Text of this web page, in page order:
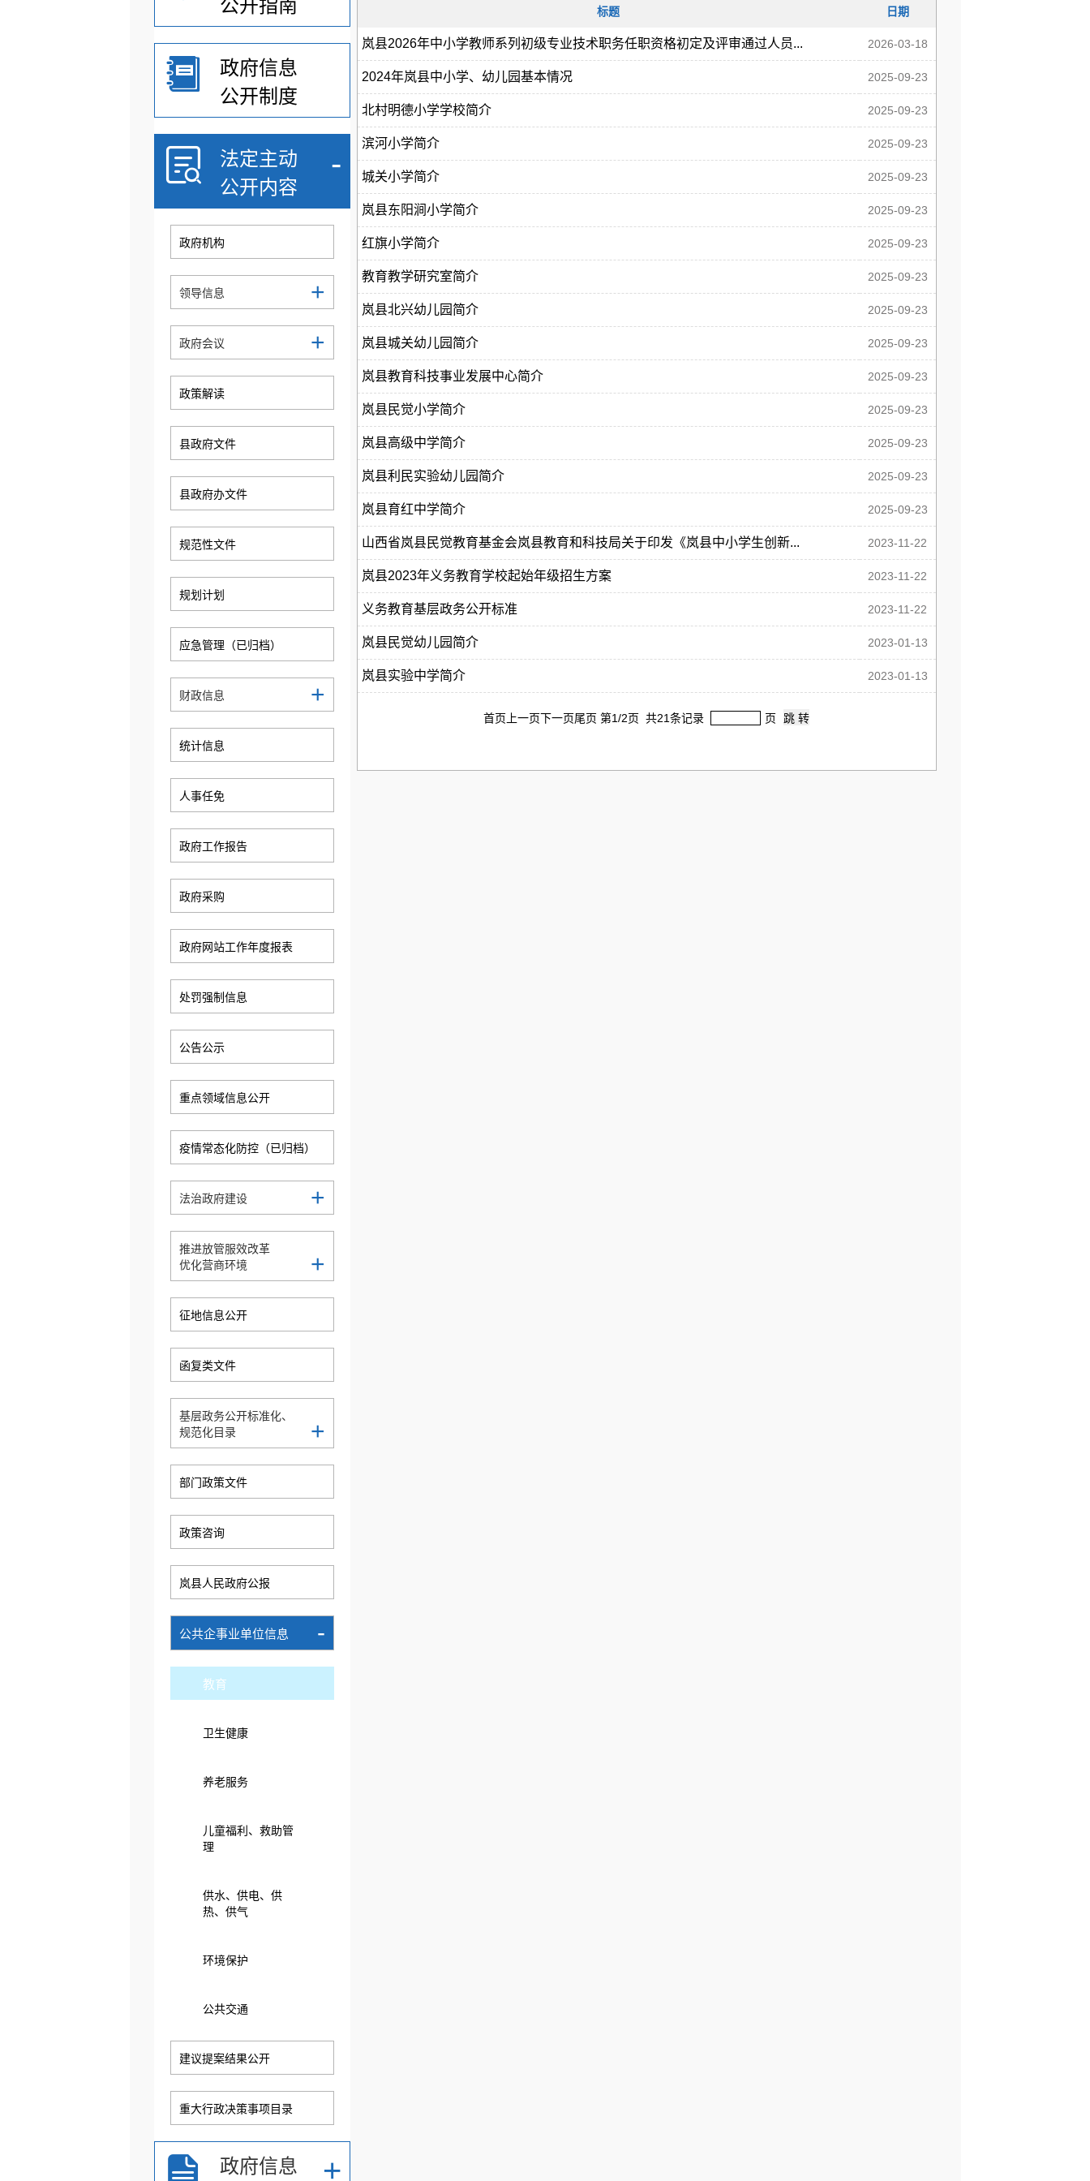
公开指南
政府信息
公开制度
法定主动
公开内容
-
政府机构
领导信息 +
政府会议 +
政策解读
县政府文件
县政府办文件
规范性文件
规划计划
应急管理（已归档）
财政信息 +
统计信息
人事任免
政府工作报告
政府采购
政府网站工作年度报表
处罚强制信息
公告公示
重点领域信息公开
疫情常态化防控（已归档）
法治政府建设 +
推进放管服效改革
优化营商环境
+
征地信息公开
函复类文件
基层政务公开标准化、
规范化目录
+
部门政策文件
政策咨询
岚县人民政府公报
公共企事业单位信息 -
教育
卫生健康
养老服务
儿童福利、救助管
理
供水、供电、供
热、供气
环境保护
公共交通
建议提案结果公开
重大行政决策事项目录
政府信息 +
标题 日期
岚县2026年中小学教师系列初级专业技术职务任职资格初定及评审通过人员... 2026-03-18
2024年岚县中小学、幼儿园基本情况 2025-09-23
北村明德小学学校简介 2025-09-23
滨河小学简介 2025-09-23
城关小学简介 2025-09-23
岚县东阳涧小学简介 2025-09-23
红旗小学简介 2025-09-23
教育教学研究室简介 2025-09-23
岚县北兴幼儿园简介 2025-09-23
岚县城关幼儿园简介 2025-09-23
岚县教育科技事业发展中心简介 2025-09-23
岚县民觉小学简介 2025-09-23
岚县高级中学简介 2025-09-23
岚县利民实验幼儿园简介 2025-09-23
岚县育红中学简介 2025-09-23
山西省岚县民觉教育基金会岚县教育和科技局关于印发《岚县中小学生创新... 2023-11-22
岚县2023年义务教育学校起始年级招生方案 2023-11-22
义务教育基层政务公开标准 2023-11-22
岚县民觉幼儿园简介 2023-01-13
岚县实验中学简介 2023-01-13
首页 上一页下一页尾页 第1/2页 共21条记录 页